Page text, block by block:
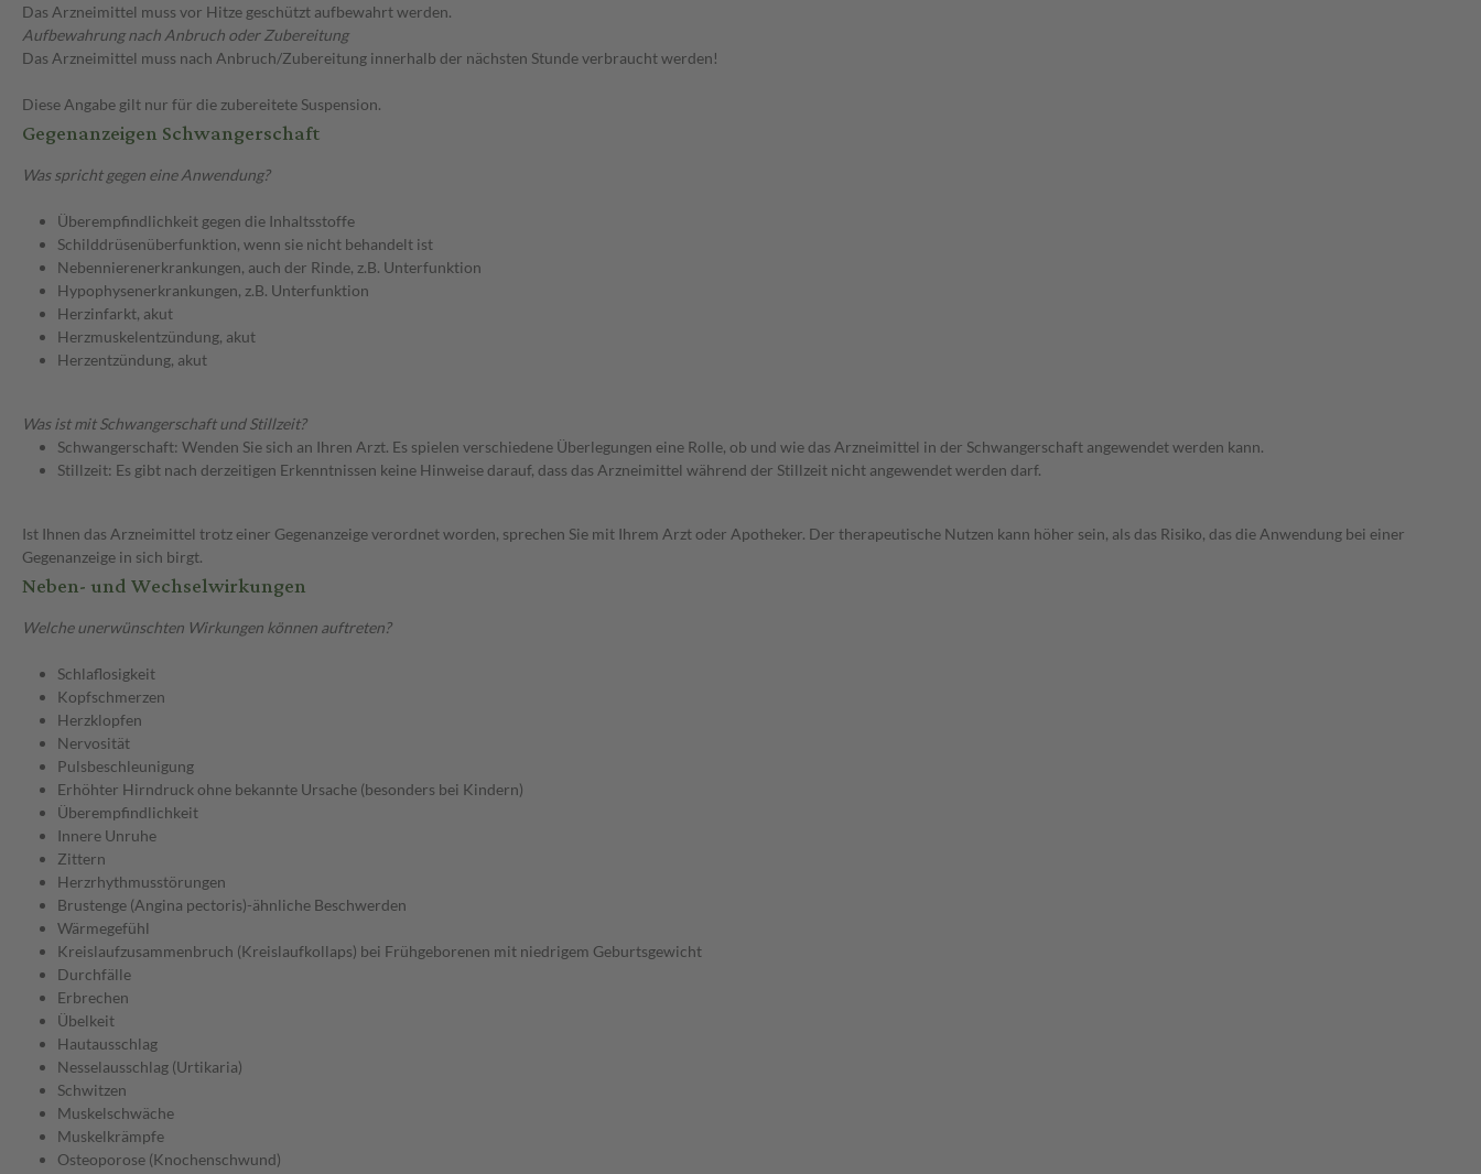
Das Arzneimittel muss vor Hitze geschützt aufbewahrt werden.
Aufbewahrung nach Anbruch oder Zubereitung
Das Arzneimittel muss nach Anbruch/Zubereitung innerhalb der nächsten Stunde verbraucht werden!
Diese Angabe gilt nur für die zubereitete Suspension.
Gegenanzeigen Schwangerschaft
Was spricht gegen eine Anwendung?
Überempfindlichkeit gegen die Inhaltsstoffe
Schilddrüsenüberfunktion, wenn sie nicht behandelt ist
Nebennierenerkrankungen, auch der Rinde, z.B. Unterfunktion
Hypophysenerkrankungen, z.B. Unterfunktion
Herzinfarkt, akut
Herzmuskelentzündung, akut
Herzentzündung, akut
Was ist mit Schwangerschaft und Stillzeit?
Schwangerschaft: Wenden Sie sich an Ihren Arzt. Es spielen verschiedene Überlegungen eine Rolle, ob und wie das Arzneimittel in der Schwangerschaft angewendet werden kann.
Stillzeit: Es gibt nach derzeitigen Erkenntnissen keine Hinweise darauf, dass das Arzneimittel während der Stillzeit nicht angewendet werden darf.
Ist Ihnen das Arzneimittel trotz einer Gegenanzeige verordnet worden, sprechen Sie mit Ihrem Arzt oder Apotheker. Der therapeutische Nutzen kann höher sein, als das Risiko, das die Anwendung bei einer
Gegenanzeige in sich birgt.
Neben- und Wechselwirkungen
Welche unerwünschten Wirkungen können auftreten?
Schlaflosigkeit
Kopfschmerzen
Herzklopfen
Nervosität
Pulsbeschleunigung
Erhöhter Hirndruck ohne bekannte Ursache (besonders bei Kindern)
Überempfindlichkeit
Innere Unruhe
Zittern
Herzrhythmusstörungen
Brustenge (Angina pectoris)-ähnliche Beschwerden
Wärmegefühl
Kreislaufzusammenbruch (Kreislaufkollaps) bei Frühgeborenen mit niedrigem Geburtsgewicht
Durchfälle
Erbrechen
Übelkeit
Hautausschlag
Nesselausschlag (Urtikaria)
Schwitzen
Muskelschwäche
Muskelkrämpfe
Osteoporose (Knochenschwund)